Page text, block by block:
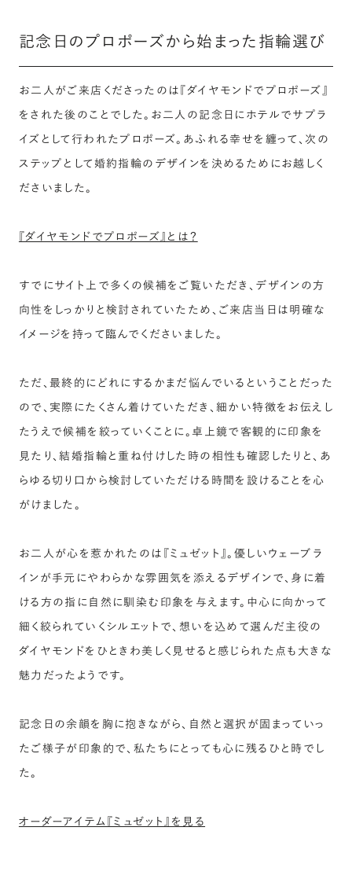
記念日のプロポーズから始まった指輪選び
お二人がご来店くださったのは『ダイヤモンドでプロポーズ』
をされた後のことでした。お二人の記念日にホテルでサプラ
イズとして行われたプロポーズ。あふれる幸せを纏って、次の
ステップとして婚約指輪のデザインを決めるためにお越しく
ださいました。
『ダイヤモンドでプロポーズ』とは？
すでにサイト上で多くの候補をご覧いただき、デザインの方
向性をしっかりと検討されていたため、ご来店当日は明確な
イメージを持って臨んでくださいました。
ただ、最終的にどれにするかまだ悩んでいるということだった
ので、実際にたくさん着けていただき、細かい特徴をお伝えし
たうえで候補を絞っていくことに。卓上鏡で客観的に印象を
見たり、結婚指輪と重ね付けした時の相性も確認したりと、あ
らゆる切り口から検討していただける時間を設けることを心
がけました。
お二人が心を惹かれたのは『ミュゼット』。優しいウェーブラ
インが手元にやわらかな雰囲気を添えるデザインで、身に着
ける方の指に自然に馴染む印象を与えます。中心に向かって
細く絞られていくシルエットで、想いを込めて選んだ主役の
ダイヤモンドをひときわ美しく見せると感じられた点も大きな
魅力だったようです。
記念日の余韻を胸に抱きながら、自然と選択が固まっていっ
たご様子が印象的で、私たちにとっても心に残るひと時でし
た。
オーダーアイテム『ミュゼット』を見る